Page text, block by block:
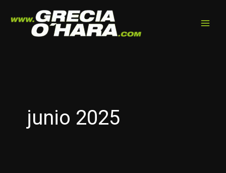
contenido
junio 2025